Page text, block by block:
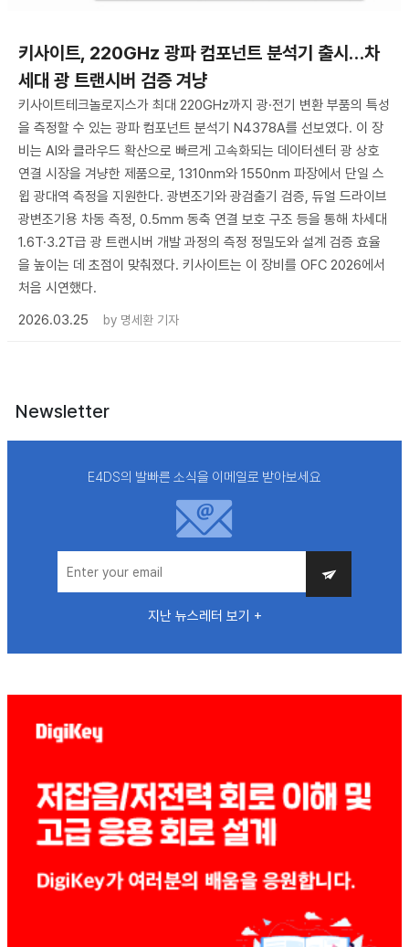
키사이트, 220GHz 광파 컴포넌트 분석기 출시…차
세대 광 트랜시버 검증 겨냥
키사이트테크놀로지스가 최대 220GHz까지 광·전기 변환 부품의 특성
을 측정할 수 있는 광파 컴포넌트 분석기 N4378A를 선보였다. 이 장
비는 AI와 클라우드 확산으로 빠르게 고속화되는 데이터센터 광 상호
연결 시장을 겨냥한 제품으로, 1310nm와 1550nm 파장에서 단일 스
윕 광대역 측정을 지원한다. 광변조기와 광검출기 검증, 듀얼 드라이브
광변조기용 차동 측정, 0.5mm 동축 연결 보호 구조 등을 통해 차세대
1.6T·3.2T급 광 트랜시버 개발 과정의 측정 정밀도와 설계 검증 효율
을 높이는 데 초점이 맞춰졌다. 키사이트는 이 장비를 OFC 2026에서
처음 시연했다.
2026.03.25
by 명세환 기자
Newsletter
E4DS의 발빠른 소식을 이메일로 받아보세요
지난 뉴스레터 보기 +